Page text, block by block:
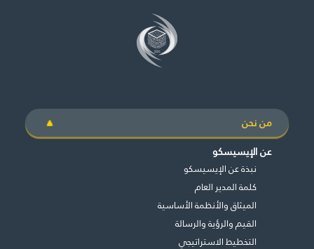
من نحن
عن الإيسيسكو
نبذة عن الإيسيسكو
كلمة المدير العام
الميثاق والأنظمة الأساسية
القيم والرؤية والرسالة
التخطيط الاستراتيجي